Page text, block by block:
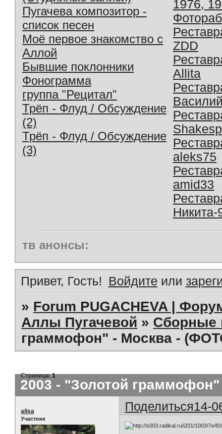
Пугачева композитор -
список песен
Моё первое знакомство с
Аллой
Бывшие поклонники
Фонограмма
группа "Рецитал"
Трёп - Флуд / Обсуждение
(2)
Трёп - Флуд / Обсуждение
(3)
1976,
ZDD
Allita
aleks75
amid33
Никита-
тв анонсы:
Привет, Гость! Войдите или
» Forum PUGACHEVA |
Аллы Пугачевой » Сборные
граммофон" - Москва -
2003 - "Золотой
Страница:1
Поделиться14-
alisa
Участник